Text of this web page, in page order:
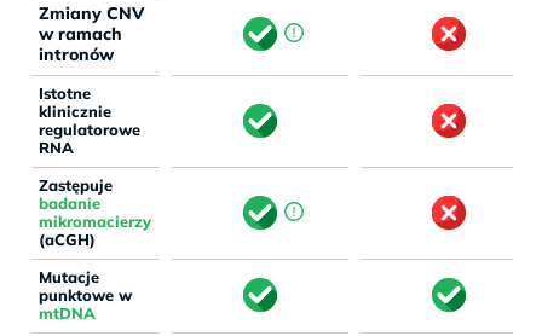
Zmiany CNV
w ramach
intronów
Istotne
klinicznie
regulatorowe
RNA
Zastępuje
badanie
mikromacierzy
(aCGH)
Mutacje
punktowe w
mtDNA